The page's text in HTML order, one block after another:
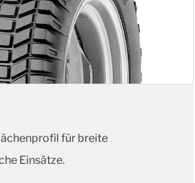
für breite
Einsätze.